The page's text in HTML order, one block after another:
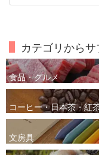
カテゴリから
食品・グルメ
コーヒー・日本茶・紅
文房具